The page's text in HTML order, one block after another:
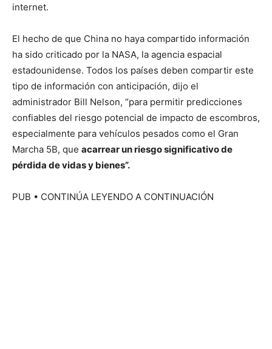
internet.
El hecho de que China no haya compartido información
ha sido criticado por la NASA, la agencia espacial
estadounidense. Todos los países deben compartir este
tipo de información con anticipación, dijo el
administrador Bill Nelson, “para permitir predicciones
confiables del riesgo potencial de impacto de escombros,
especialmente para vehículos pesados ​​como el Gran
Marcha 5B, que acarrear un riesgo significativo de
pérdida de vidas y bienes”.
PUB • CONTINÚA LEYENDO A CONTINUACIÓN